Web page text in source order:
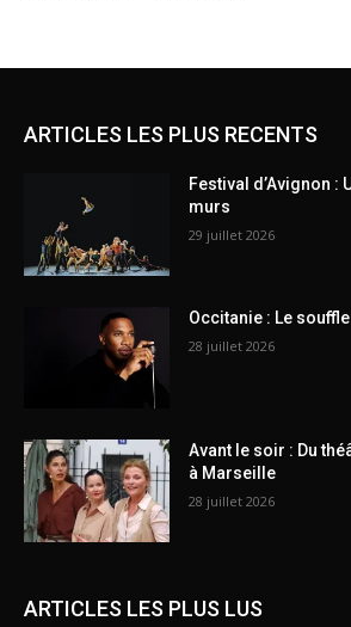
ARTICLES LES PLUS RECENTS
Festival d’Avignon :
murs
29 juillet 2026
Occitanie : Le
28 juillet 2026
Avant le soir : Du
à Marseille
28 juillet 2026
ARTICLES LES PLUS LUS